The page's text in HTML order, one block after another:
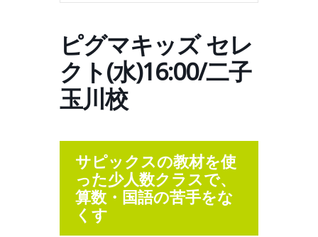
ピグマキッズ セレ
クト(水)16:00/二子
玉川校
サピックスの教材を使
った少人数クラスで、
算数・国語の苦手をな
くす